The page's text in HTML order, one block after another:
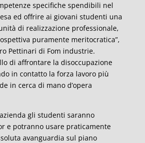
specifiche spendibili nel
ed offrire ai giovani studenti una
di realizzazione professionale,
puramente meritocratica”,
Pettinari di Fom industrie.
di affrontare la disoccupazione
in contatto la forza lavoro più
in cerca di mano d’opera
gli studenti saranno
e potranno usare praticamente
avanguardia sul piano